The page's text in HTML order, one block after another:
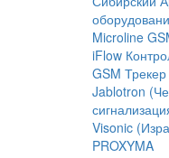
Microline
iFlow
GSM Трекер
Jablotron
Visonic
PROXYMA